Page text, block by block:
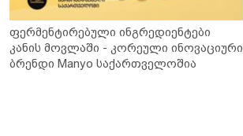
ფერმენტირებული ინგრედიენტები
კანის მოვლაში - კორეული ინოვაციური
ბრენდი Manyo საქართველოშია